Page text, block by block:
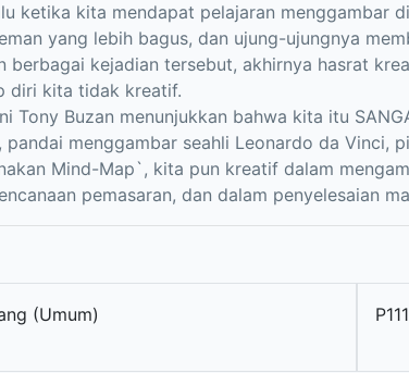
ketika kita mendapat pelajaran menggambar
yang lebih bagus, dan ujung-ujungnya
berbagai kejadian tersebut, akhirnya hasrat
diri kita tidak kreatif.
Tony Buzan menunjukkan bahwa kita itu
pandai menggambar seahli Leonardo da Vinci,
Mind-Map`, kita pun kreatif dalam
pemasaran, dan dalam penyelesaian
(Umum)